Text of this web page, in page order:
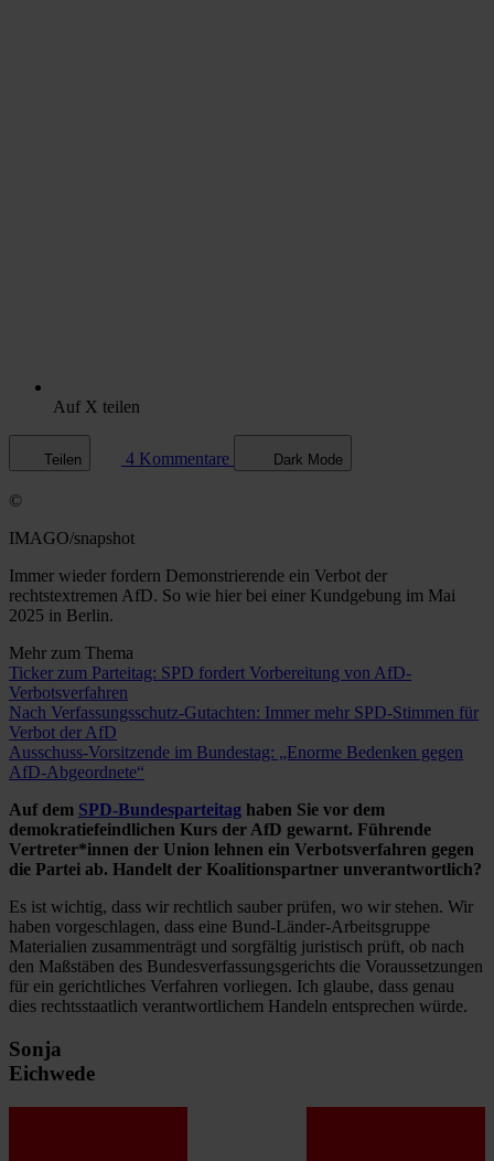
Auf X teilen
Teilen 4 Kommentare Dark Mode
©
IMAGO/snapshot
Immer wieder fordern Demonstrierende ein Verbot der
rechtstextremen AfD. So wie hier bei einer Kundgebung im Mai
2025 in Berlin.
Mehr zum Thema
Ticker zum Parteitag: SPD fordert Vorbereitung von AfD-
Verbotsverfahren
Nach Verfassungsschutz-Gutachten: Immer mehr SPD-Stimmen für
Verbot der AfD
Ausschuss-Vorsitzende im Bundestag: „Enorme Bedenken gegen
AfD-Abgeordnete“
Auf dem SPD-Bundesparteitag haben Sie vor dem
demokratiefeindlichen Kurs der AfD gewarnt. Führende
Vertreter*innen der Union lehnen ein Verbotsverfahren gegen
die Partei ab. Handelt der Koalitionspartner unverantwortlich?
Es ist wichtig, dass wir rechtlich sauber prüfen, wo wir stehen. Wir
haben vorgeschlagen, dass eine Bund-Länder-Arbeitsgruppe
Materialien zusammenträgt und sorgfältig juristisch prüft, ob nach
den Maßstäben des Bundesverfassungsgerichts die Voraussetzungen
für ein gerichtliches Verfahren vorliegen. Ich glaube, dass genau
dies rechtsstaatlich verantwortlichem Handeln entsprechen würde.
Sonja
Eichwede